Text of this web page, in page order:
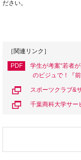
ださい。
［関連リンク］
PDF
学生が考案“若者
のビジュで！『
スポーツクラブ&
千葉商科大学サ